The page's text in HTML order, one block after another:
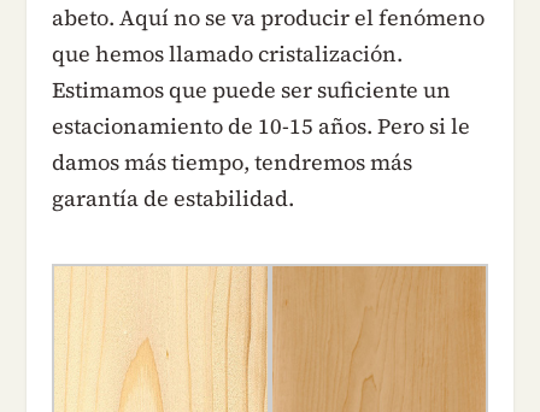
abeto. Aquí no se va producir el fenómeno
que hemos llamado cristalización.
Estimamos que puede ser suficiente un
estacionamiento de 10-15 años. Pero si le
damos más tiempo, tendremos más
garantía de estabilidad.